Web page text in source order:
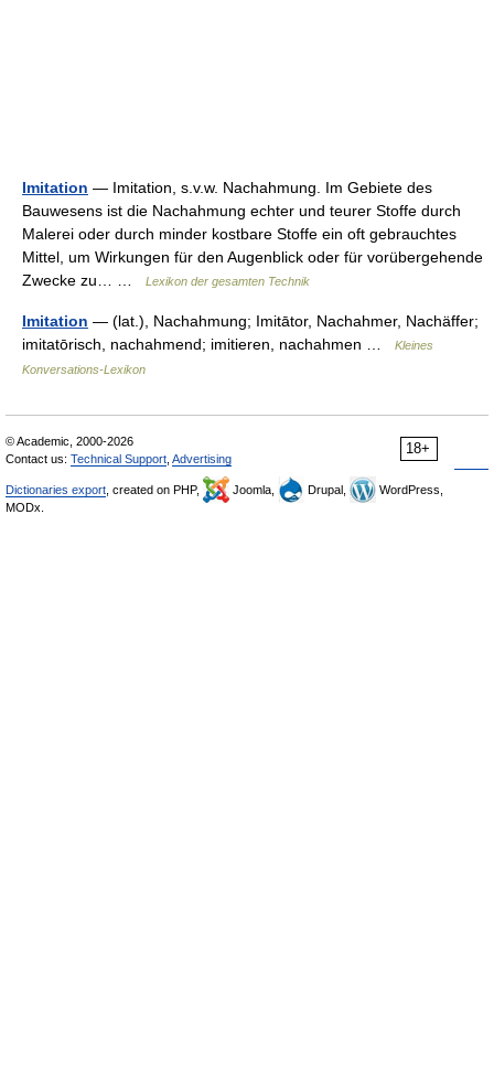
Imitation — Imitation, s.v.w. Nachahmung. Im Gebiete des
Bauwesens ist die Nachahmung echter und teurer Stoffe durch
Malerei oder durch minder kostbare Stoffe ein oft gebrauchtes
Mittel, um Wirkungen für den Augenblick oder für vorübergehende
Zwecke zu… …
Lexikon der gesamten Technik
Imitation — (lat.), Nachahmung; Imitātor, Nachahmer, Nachäffer;
imitatōrisch, nachahmend; imitieren, nachahmen …
Kleines
Konversations-Lexikon
18+
© Academic, 2000-2026
Contact us: Technical Support Advertising
Dictionaries export , created on PHP, Joomla, Drupal,
WordPress,
MODx.